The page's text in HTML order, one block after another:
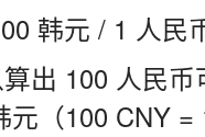
韩元 / 1 人民
出 100 人民
（100 CNY =